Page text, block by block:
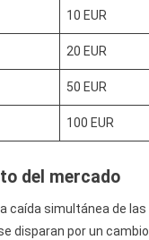
10 EUR
20 EUR
50 EUR
100 EUR
del mercado
caída simultánea de
disparan por un